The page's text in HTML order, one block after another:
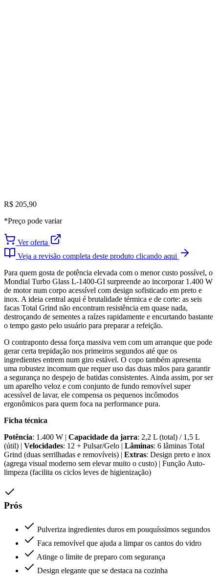
R$ 205,90
*Preço pode variar
Ver oferta
Veja a revisão completa deste produto clicando aqui
Para quem gosta de potência elevada com o menor custo possível, o
Mondial Turbo Glass L-1400-GI surpreende ao incorporar 1.400 W
de motor num corpo acessível com design sofisticado em preto e
inox. A ideia central aqui é brutalidade térmica e de corte: as seis
facas Total Grind não encontram resistência em quase nada,
destroçando de sementes a raízes rapidamente e encurtando bastante
o tempo gasto pelo usuário para preparar a refeição.
O contraponto dessa força massiva vem com um arranque que pode
gerar certa trepidação nos primeiros segundos até que os
ingredientes entrem num giro estável. O copo também apresenta
uma robustez incomum que requer uso das duas mãos para garantir
a segurança no despejo de batidas consistentes. Ainda assim, por ser
um aparelho veloz e com conjunto de fundo removível super
acessível de lavar, ele compensa os pequenos incômodos
ergonômicos para quem foca na performance pura.
Ficha técnica
Potência: 1.400 W | Capacidade da jarra: 2,2 L (total) / 1,5 L
(útil) | Velocidades: 12 + Pulsar/Gelo | Lâminas: 6 lâminas Total
Grind (duas serrilhadas e removíveis) | Extras: Design preto e inox
(agrega visual moderno sem elevar muito o custo) | Função Auto-
limpeza (facilita os ciclos leves de higienização)
Prós
Pulveriza ingredientes duros em pouquíssimos segundos
Faca removível que ajuda a limpar os cantos do vidro
Atinge o limite de preparo com segurança
Design elegante que se destaca na cozinha